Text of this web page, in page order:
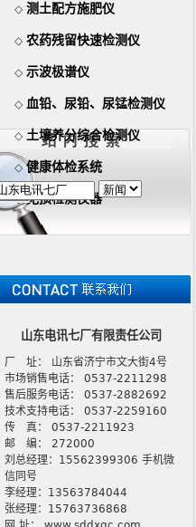
◇ 测土配方施肥仪
◇ 农药残留快速检测仪
◇ 示波极谱仪
◇ 血铅、尿铅、尿锰检测仪
◇ 土壤养分综合检测仪
◇健康体检系统
◇无损检测仪器
山东电讯七厂有限责任公司
厂 址： 山东省济宁市文大街4号
市场销售电话： 0537-2211298
售后服务电话： 0537-2882692
技术支持电话： 0537-2259160
传 真： 0537-2211923
邮 编： 272000
刘总经理：15562399306 手机微
信同号
李经理：13563784044
张经理：15763736868